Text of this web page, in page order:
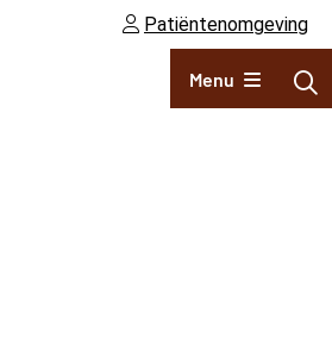
Patiëntenomgeving
Hoofdmenu
Menu